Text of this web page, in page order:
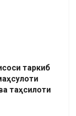
таркиб
таҳсилоти